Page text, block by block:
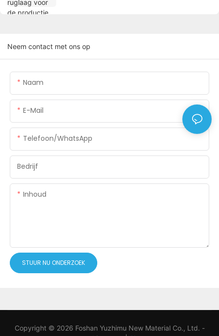
Neem contact met ons op
Naam
E-Mail
Telefoon/WhatsApp
Bedrijf
Inhoud
STUUR NU ONDERZOEK
Copyright © 2026 Foshan Yuzhimu New Material Co., Ltd. -